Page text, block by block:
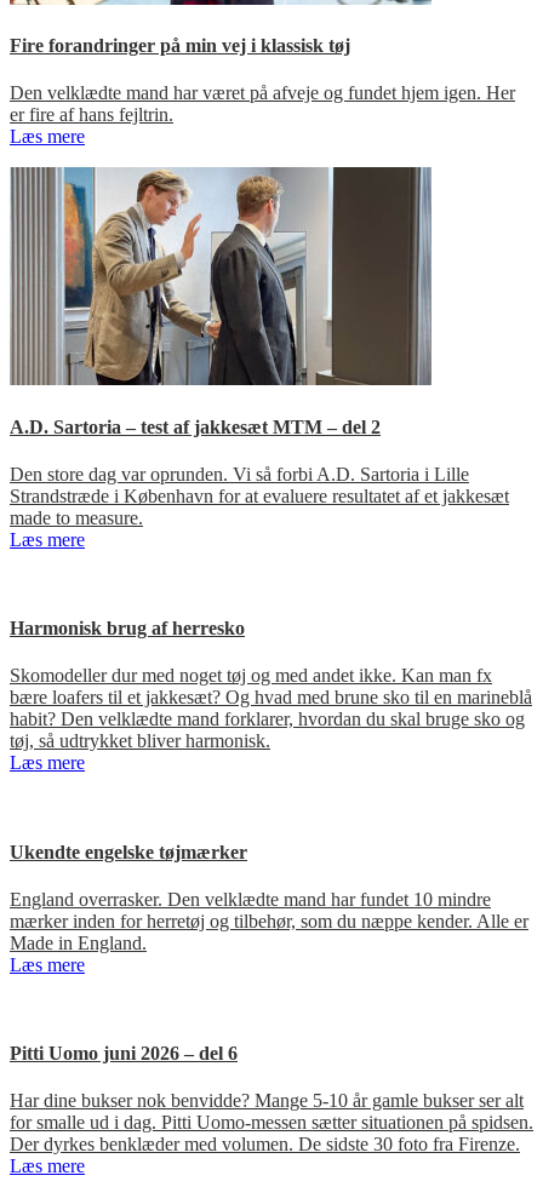
Fire forandringer på min vej i klassisk tøj
Den velklædte mand har været på afveje og fundet hjem igen. Her
er fire af hans fejltrin.
Læs mere
A.D. Sartoria – test af jakkesæt MTM – del 2
Den store dag var oprunden. Vi så forbi A.D. Sartoria i Lille
Strandstræde i København for at evaluere resultatet af et jakkesæt
made to measure.
Læs mere
Harmonisk brug af herresko
Skomodeller dur med noget tøj og med andet ikke. Kan man fx
bære loafers til et jakkesæt? Og hvad med brune sko til en marineblå
habit? Den velklædte mand forklarer, hvordan du skal bruge sko og
tøj, så udtrykket bliver harmonisk.
Læs mere
Ukendte engelske tøjmærker
England overrasker. Den velklædte mand har fundet 10 mindre
mærker inden for herretøj og tilbehør, som du næppe kender. Alle er
Made in England.
Læs mere
Pitti Uomo juni 2026 – del 6
Har dine bukser nok benvidde? Mange 5-10 år gamle bukser ser alt
for smalle ud i dag. Pitti Uomo-messen sætter situationen på spidsen.
Der dyrkes benklæder med volumen. De sidste 30 foto fra Firenze.
Læs mere